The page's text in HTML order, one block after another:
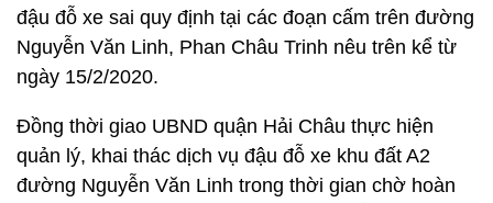
đậu đỗ xe sai quy định tại các đoạn cấm trên đường
Nguyễn Văn Linh, Phan Châu Trinh nêu trên kể từ
ngày 15/2/2020.
Đồng thời giao UBND quận Hải Châu thực hiện
quản lý, khai thác dịch vụ đậu đỗ xe khu đất A2
đường Nguyễn Văn Linh trong thời gian chờ hoàn